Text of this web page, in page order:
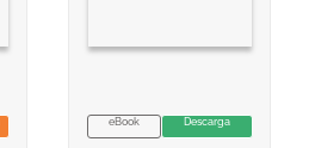
VER INFORMACION
eBook Descarga